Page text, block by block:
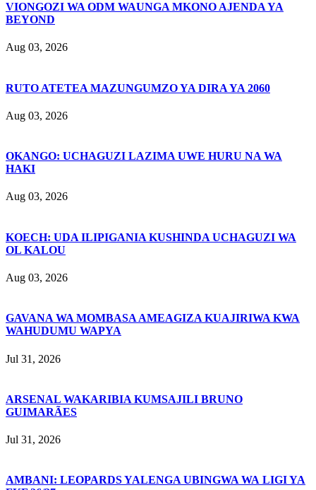
VIONGOZI WA ODM WAUNGA MKONO AJENDA YA
BEYOND
Aug 03, 2026
RUTO ATETEA MAZUNGUMZO YA DIRA YA 2060
Aug 03, 2026
OKANGO: UCHAGUZI LAZIMA UWE HURU NA WA
HAKI
Aug 03, 2026
KOECH: UDA ILIPIGANIA KUSHINDA UCHAGUZI WA
OL KALOU
Aug 03, 2026
GAVANA WA MOMBASA AMEAGIZA KUAJIRIWA KWA
WAHUDUMU WAPYA
Jul 31, 2026
ARSENAL WAKARIBIA KUMSAJILI BRUNO
GUIMARÃES
Jul 31, 2026
AMBANI: LEOPARDS YALENGA UBINGWA WA LIGI YA